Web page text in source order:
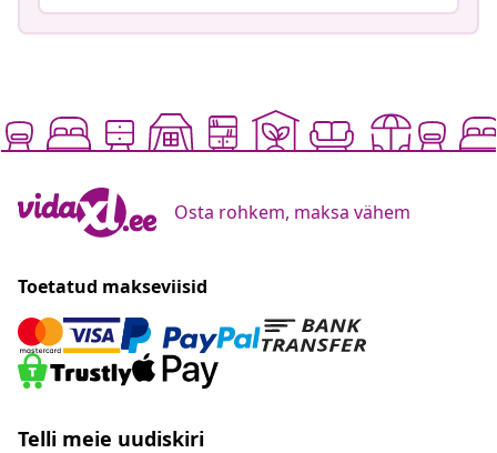
Osta rohkem, maksa vähem
Toetatud makseviisid
Telli meie uudiskiri